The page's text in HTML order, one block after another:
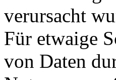
verursacht
Für etwaige
von Daten